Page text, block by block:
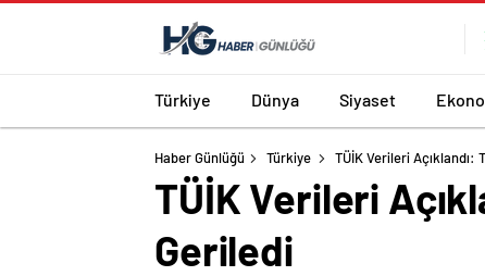
Türkiye Dünya Siyaset
Haber Günlüğü Türkiye TÜİK Verileri
TÜİK Verileri
Geriledi